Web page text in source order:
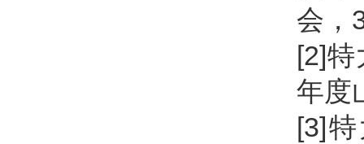
会，
[2]
年度
[3]